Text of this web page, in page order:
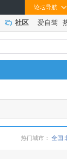
论坛导航
社区 爱自驾
热门城市： 全国